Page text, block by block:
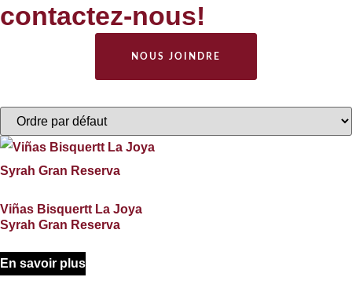
contactez-nous!
NOUS JOINDRE
Viñas Bisquertt La Joya
Syrah Gran Reserva
En savoir plus